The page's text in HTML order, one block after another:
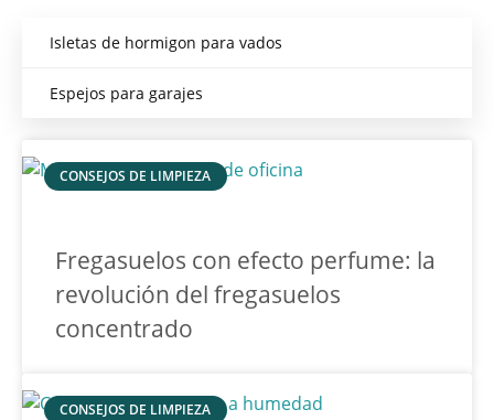
Isletas de hormigon para vados
Espejos para garajes
CONSEJOS DE LIMPIEZA
Fregasuelos con efecto perfume: la
revolución del fregasuelos
concentrado
CONSEJOS DE LIMPIEZA